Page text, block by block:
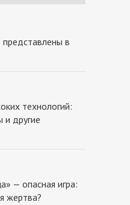
в
технологий:
другие
— опасная игра:
жертва?